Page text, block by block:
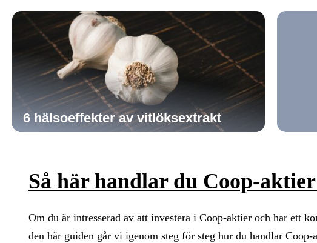
6 hälsoeffekter av vitlöksextrakt
Så här handlar du Coop-aktier
Om du är intresserad av att investera i Coop-aktier och har ett
den här guiden går vi igenom steg för steg hur du handlar Coop-